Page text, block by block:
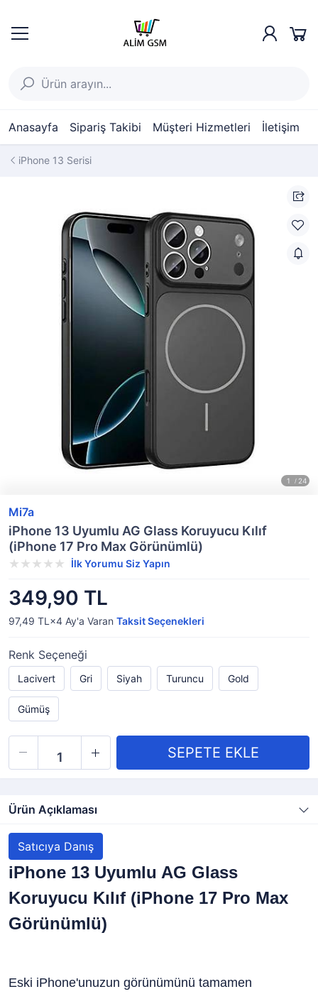
Anasayfa Sipariş Takibi Müşteri Hizmetleri İletişim
iPhone 13 Serisi
Mi7a
iPhone 13 Uyumlu AG Glass Koruyucu Kılıf
(iPhone 17 Pro Max Görünümlü)
İlk Yorumu Siz Yapın
349,90 TL
97,49 TL×4 Ay'a Varan Taksit Seçenekleri
Renk Seçeneği
Lacivert Gri Siyah Turuncu Gold
Gümüş
Ürün Açıklaması
Satıcıya Danış
iPhone 13 Uyumlu AG Glass
Koruyucu Kılıf (iPhone 17 Pro Max
Görünümlü)
Eski iPhone'unuzun görünümünü tamamen